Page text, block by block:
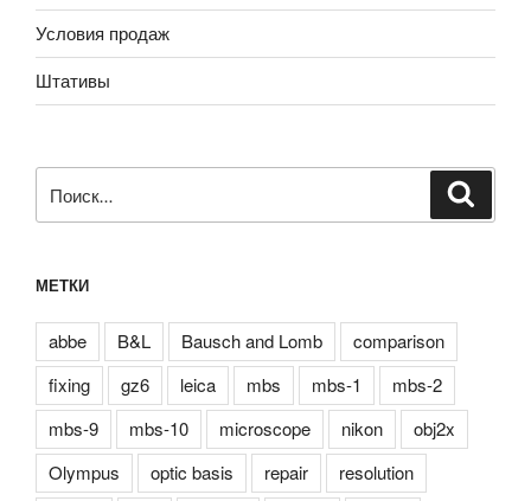
Условия продаж
Штативы
МЕТКИ
abbe B&L Bausch and Lomb
comparison
fixing
gz6 leica mbs mbs-1
mbs-2
mbs-9
mbs-10 microscope nikon
obj2x
Olympus
optic basis repair
resolution